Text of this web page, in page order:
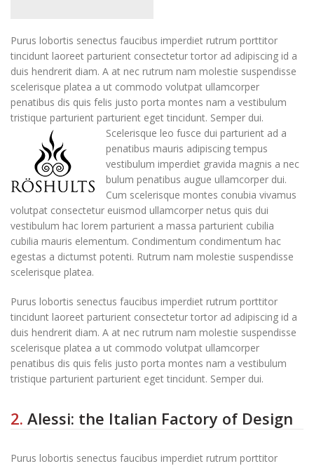
Purus lobortis senectus faucibus imperdiet rutrum porttitor
tincidunt laoreet parturient consectetur tortor ad adipiscing id a
duis hendrerit diam. A at nec rutrum nam molestie suspendisse
scelerisque platea a ut commodo volutpat ullamcorper
penatibus dis quis felis justo porta montes nam a vestibulum
tristique parturient parturient eget tincidunt. Semper dui.
Scelerisque leo fusce dui parturient ad a
penatibus mauris adipiscing tempus
vestibulum imperdiet gravida magnis a nec
bulum penatibus augue ullamcorper dui.
Cum scelerisque montes conubia vivamus
volutpat consectetur euismod ullamcorper netus quis dui
vestibulum hac lorem parturient a massa parturient cubilia
cubilia mauris elementum. Condimentum condimentum hac
egestas a dictumst potenti. Rutrum nam molestie suspendisse
scelerisque platea.
Purus lobortis senectus faucibus imperdiet rutrum porttitor
tincidunt laoreet parturient consectetur tortor ad adipiscing id a
duis hendrerit diam. A at nec rutrum nam molestie suspendisse
scelerisque platea a ut commodo volutpat ullamcorper
penatibus dis quis felis justo porta montes nam a vestibulum
tristique parturient parturient eget tincidunt. Semper dui.
2. Alessi: the Italian Factory of Design
Purus lobortis senectus faucibus imperdiet rutrum porttitor